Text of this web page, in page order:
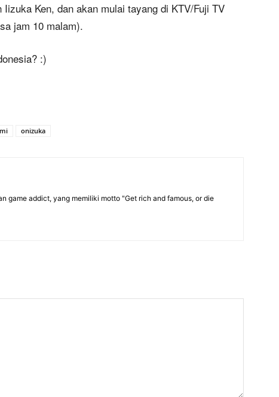
Ken, dan akan mulai tayang di KTV/Fuji TV
jam 10 malam).
:)
onizuka
game addict, yang memiliki motto "Get rich and famous, or die